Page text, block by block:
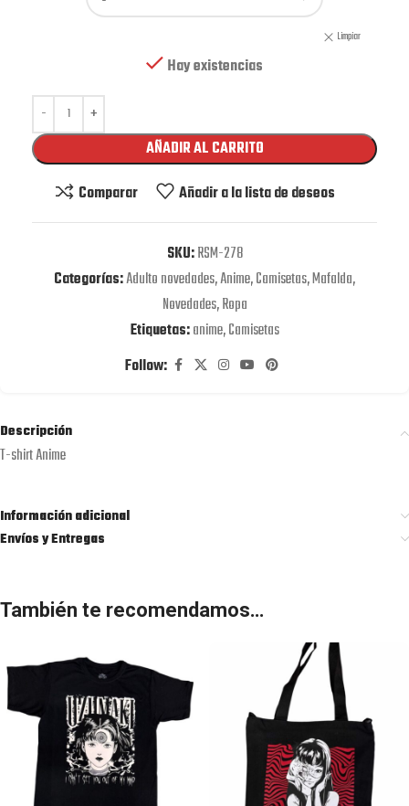
Limpiar
Hay existencias
AÑADIR AL CARRITO
Comparar
Añadir a la lista de deseos
SKU:RSM-278
Categorías:Adulto novedades,Anime,Camisetas,Mafalda,
Novedades,Ropa
Etiquetas:anime,Camisetas
Follow:
Descripción
T-shirt Anime
Información adicional
Envíos y Entregas
También te recomendamos…